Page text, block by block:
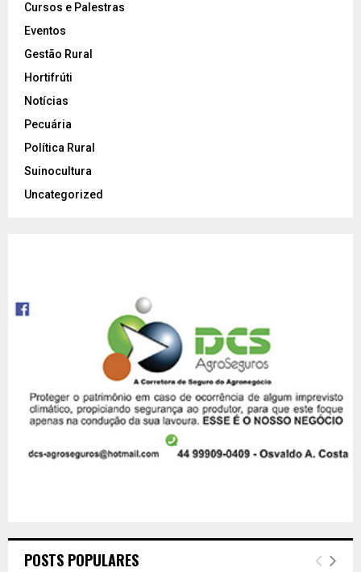
Cursos e Palestras
Eventos
Gestão Rural
Hortifrúti
Notícias
Pecuária
Política Rural
Suinocultura
Uncategorized
POSTS POPULARES